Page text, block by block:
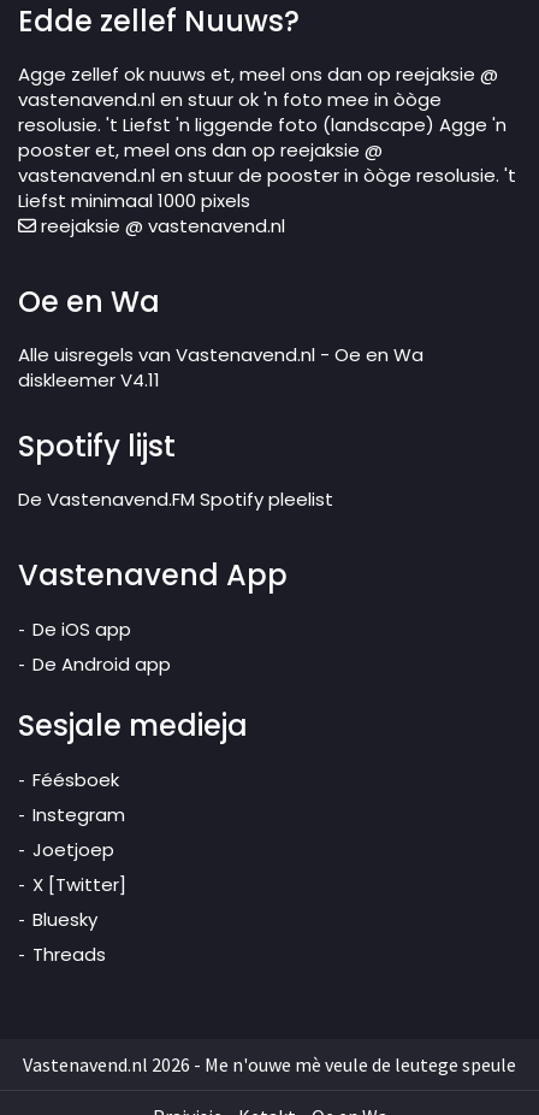
Edde zellef Nuuws?
Agge zellef ok nuuws et, meel ons dan op reejaksie @
vastenavend.nl en stuur ok 'n foto mee in òòge
resolusie. 't Liefst 'n liggende foto (landscape) Agge 'n
pooster et, meel ons dan op reejaksie @
vastenavend.nl en stuur de pooster in òòge resolusie. 't
Liefst minimaal 1000 pixels
reejaksie @ vastenavend.nl
Oe en Wa
Alle uisregels van Vastenavend.nl - Oe en Wa
diskleemer V4.11
Spotify lijst
De Vastenavend.FM Spotify pleelist
Vastenavend App
De iOS app
De Android app
Sesjale medieja
Féésboek
Instegram
Joetjoep
X [Twitter]
Bluesky
Threads
Vastenavend.nl 2026 - Me n'ouwe mè veule de leutege speule